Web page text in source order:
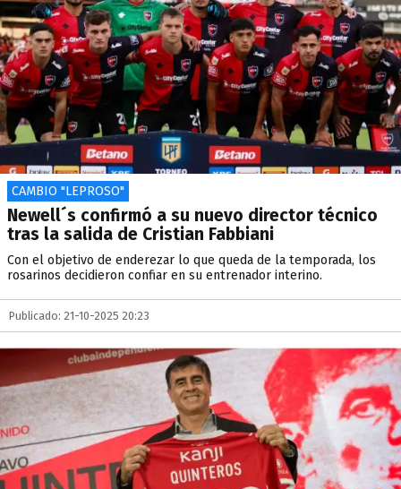
CAMBIO "LEPROSO"
Newell´s confirmó a su nuevo director técnico
tras la salida de Cristian Fabbiani
Con el objetivo de enderezar lo que queda de la temporada, los
rosarinos decidieron confiar en su entrenador interino.
Publicado: 21-10-2025 20:23